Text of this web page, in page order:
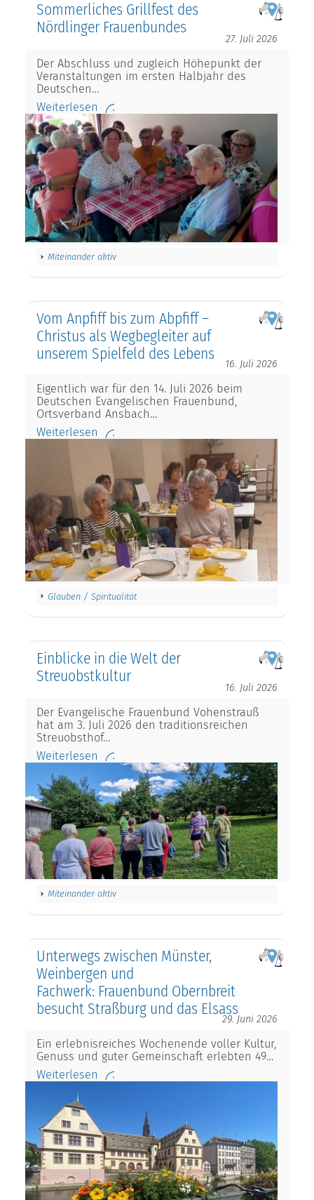
Sommerliches Grillfest des
Nördlinger Frauenbundes
27. Juli 2026
Der Abschluss und zugleich Höhepunkt der
Veranstaltungen im ersten Halbjahr des
Deutschen…
Weiterlesen
Miteinander aktiv
Vom Anpfiff bis zum Abpfiff –
Christus als Wegbegleiter auf
unserem Spielfeld des Lebens
16. Juli 2026
Eigentlich war für den 14. Juli 2026 beim
Deutschen Evangelischen Frauenbund,
Ortsverband Ansbach…
Weiterlesen
Glauben / Spiritualität
Einblicke in die Welt der
Streuobstkultur
16. Juli 2026
Der Evangelische Frauenbund Vohenstrauß
hat am 3. Juli 2026 den traditionsreichen
Streuobsthof…
Weiterlesen
Miteinander aktiv
Unterwegs zwischen Münster,
Weinbergen und
Fachwerk: Frauenbund Obernbreit
besucht Straßburg und das Elsass
29. Juni 2026
Ein erlebnisreiches Wochenende voller Kultur,
Genuss und guter Gemeinschaft erlebten 49…
Weiterlesen